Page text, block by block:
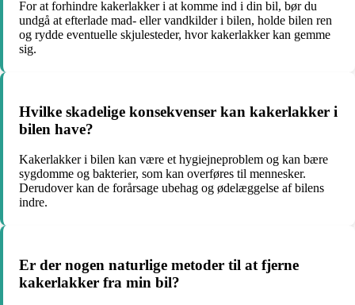
For at forhindre kakerlakker i at komme ind i din bil, bør du
undgå at efterlade mad- eller vandkilder i bilen, holde bilen ren
og rydde eventuelle skjulesteder, hvor kakerlakker kan gemme
sig.
Hvilke skadelige konsekvenser kan kakerlakker i
bilen have?
Kakerlakker i bilen kan være et hygiejneproblem og kan bære
sygdomme og bakterier, som kan overføres til mennesker.
Derudover kan de forårsage ubehag og ødelæggelse af bilens
indre.
Er der nogen naturlige metoder til at fjerne
kakerlakker fra min bil?